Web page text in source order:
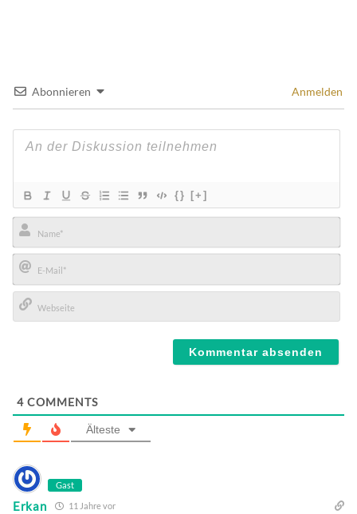
Abonnieren Anmelden
{} [+]
Name*
E-
Mail*
4 COMMENTS
Älteste
Gast
Erkan 11 Jahre vor